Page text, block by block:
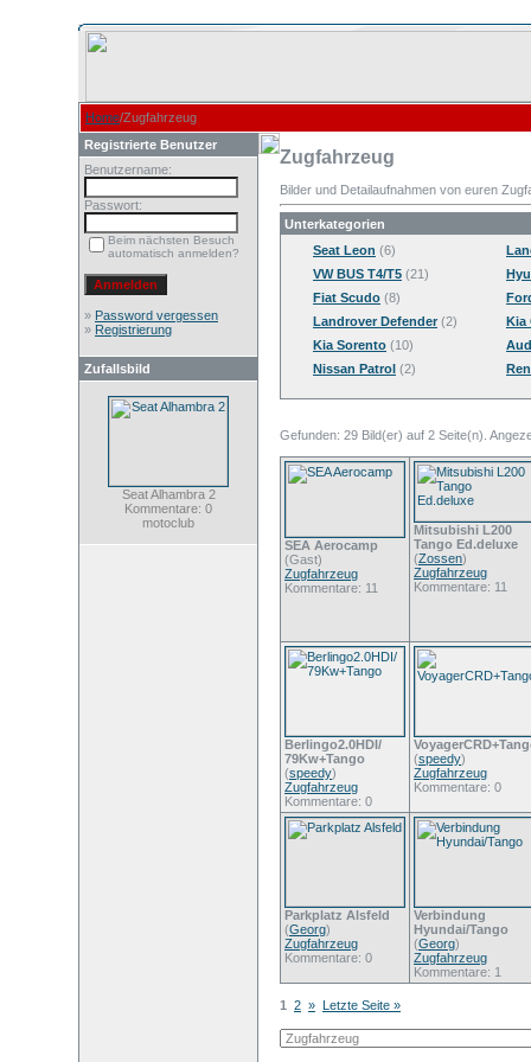
Home/Zugfahrzeug
Registrierte Benutzer
Benutzername:
Passwort:
Beim nächsten Besuch
automatisch anmelden?
» Password vergessen
» Registrierung
Zufallsbild
Seat Alhambra 2
Kommentare: 0
motoclub
Zugfahrzeug
Bilder und Detailaufnahmen von euren
Unterkategorien
Seat Leon (6)
VW BUS T4/T5 (21)
Fiat Scudo (8)
Landrover Defender(2)
Kia Sorento (10)
Nissan Patrol (2)
Kia
Gefunden: 29 Bild(er) auf 2 Seite(n).
SEA Aerocamp
(Gast)
Zugfahrzeug
Kommentare: 11
Mitsubishi L200
Tango Ed.deluxe
(Zossen)
Zugfahrzeug
Kommentare: 11
Berlingo2.0HDI/
79Kw+Tango
(speedy)
Zugfahrzeug
Kommentare: 0
(speedy)
Zugfahrzeug
Kommentare: 0
Parkplatz Alsfeld
(Georg)
Zugfahrzeug
Kommentare: 0
Verbindung
Hyundai/Tango
(Georg)
Zugfahrzeug
Kommentare: 1
1 2 » Letzte Seite »